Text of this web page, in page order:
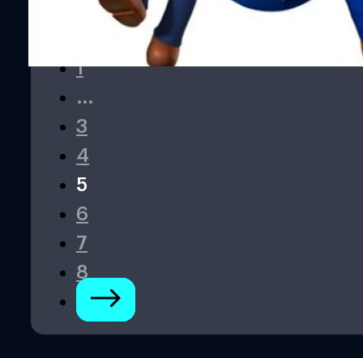
1
…
3
4
5
6
7
8